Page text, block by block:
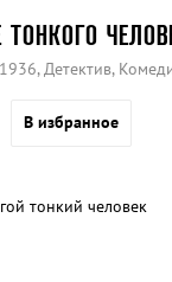
ТОНКОГО
Детектив,
В избранное